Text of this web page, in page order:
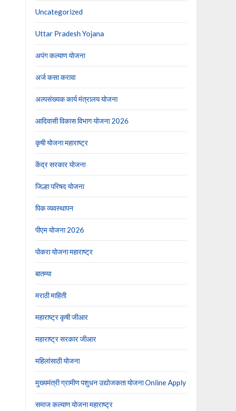
Uncategorized
Uttar Pradesh Yojana
अपंग कल्याण योजना
अर्ज कसा करावा
अल्पसंख्यक कार्य मंत्रालय योजना
आदिवासी विकास विभाग योजना 2026
कृषी योजना महाराष्ट्र
केंद्र सरकार योजना
जिल्हा परिषद योजना
पिक व्यवस्थापन
पीएम योजना 2026
पोकरा योजना महाराष्ट्र
बातम्या
मराठी माहिती
महाराष्ट्र कृषी जीआर
महाराष्ट्र सरकार जीआर
महिलांसाठी योजना
मुख्यमंत्री ग्रामीण पशुधन उद्योजकता योजना Online Apply
समाज कल्याण योजना महाराष्ट्र